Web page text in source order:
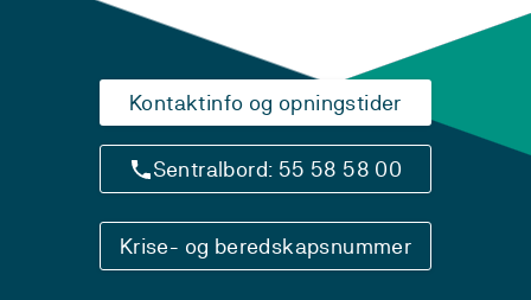
Kontaktinfo og opningstider
Sentralbord: 55 58 58 00
Krise- og beredskapsnummer